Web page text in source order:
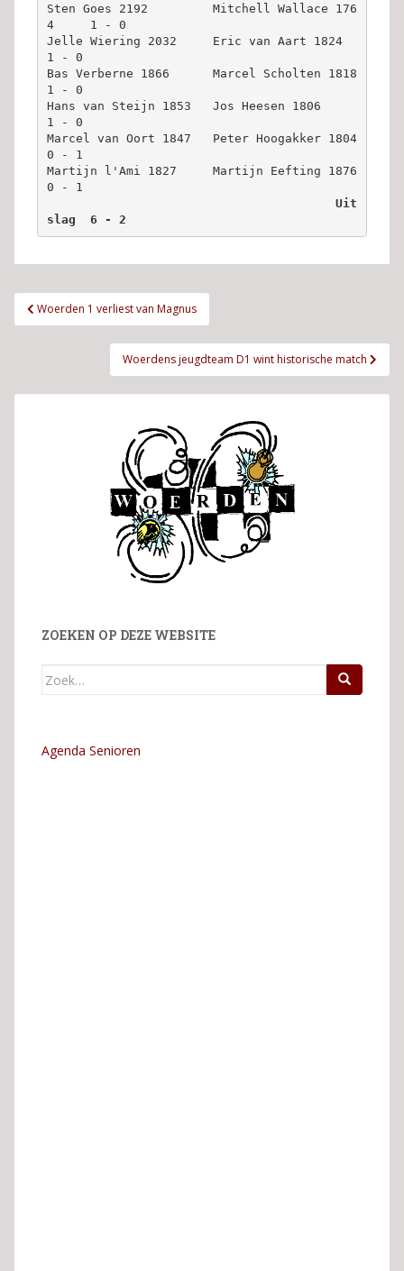
Sten Goes 2192         Mitchell Wallace 176
4     1 - 0
Jelle Wiering 2032     Eric van Aart 1824
1 - 0
Bas Verberne 1866      Marcel Scholten 1818
1 - 0
Hans van Steijn 1853   Jos Heesen 1806
1 - 0
Marcel van Oort 1847   Peter Hoogakker 1804
0 - 1
Martijn l'Ami 1827     Martijn Eefting 1876
0 - 1
Uit
slag  6 - 2
Bericht
navigatie
Woerden 1 verliest van Magnus
Woerdens jeugdteam D1 wint historische match
ZOEKEN OP DEZE WEBSITE
Zoek
Agenda Senioren